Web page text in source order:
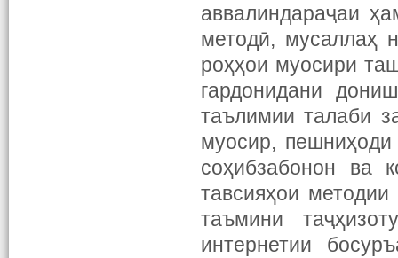
аввалиндараҷаи
методӣ, мусаллаҳ
роҳҳои муосири
гардонидани
таълимии талаби
муосир,
соҳибзабонон ва
тавсияҳои
таъмини
интернетии